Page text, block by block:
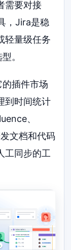
需要对接
，Jira是稳
轻量级任务
。
插件市场
到时间统计
、
文档和代码
工同步的工